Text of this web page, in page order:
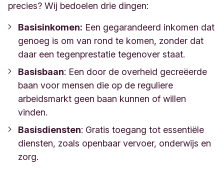
precies? Wij bedoelen drie dingen:
Basisinkomen: Een gegarandeerd inkomen dat
genoeg is om van rond te komen, zonder dat
daar een tegenprestatie tegenover staat.
Basisbaan: Een door de overheid gecreëerde
baan voor mensen die op de reguliere
arbeidsmarkt geen baan kunnen of willen
vinden.
Basisdiensten: Gratis toegang tot essentiële
diensten, zoals openbaar vervoer, onderwijs en
zorg.